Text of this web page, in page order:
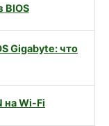
BIOS
Gigabyte: что
на Wi-Fi